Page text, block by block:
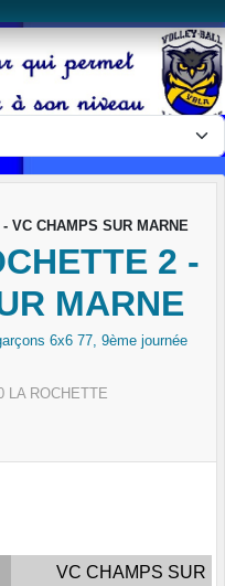
VC CHAMPS SUR MARNE
2 -
MARNE
6x6 77, 9ème journée
LA ROCHETTE
VC CHAMPS SUR